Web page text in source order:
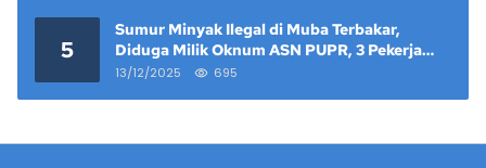
5
Sumur Minyak Ilegal di Muba Terbakar,
Diduga Milik Oknum ASN PUPR, 3 Pekerja
Tewas
13/12/2025 695